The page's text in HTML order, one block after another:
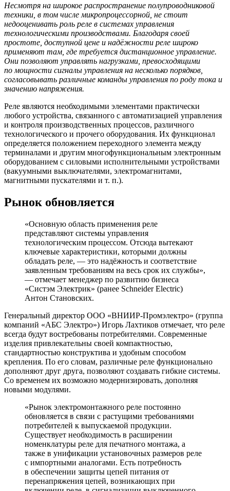
Несмотря на широкое распространение полупроводниковой
техники, в том числе микропроцессорной, не стоит
недооценивать роль реле в системах управления
технологическими производствами. Благодаря своей
простоте, доступной цене и надёжности реле широко
применяют там, где требуется дистанционное управление.
Они позволяют управлять нагрузками, превосходящими
по мощности сигналы управления на несколько порядков,
согласовывать различные команды управления по роду тока и
значению напряжения.
Реле являются необходимыми элементами практически
любого устройства, связанного с автоматизацией управления
и контроля производственных процессов, различного
технологического и прочего оборудования. Их функционал
определяется положением переходного элемента между
терминалами и другим многофункциональным электронным
оборудованием с силовыми исполнительными устройствами
(вакуумными выключателями, электромагнитами,
магнитными пускателями и т. п.).
Рынок обновляется
«Основную область применения реле
представляют системы управления
технологическим процессом. Отсюда вытекают
ключевые характеристики, которыми должны
обладать реле, — это надёжность и соответствие
заявленным требованиям на весь срок их службы»,
— отмечает менеджер по развитию бизнеса
«Систэм Электрик» (ранее Schneider Electric)
Антон Становских.
Генеральный директор ООО «ВНИИР-Промэлектро» (группа
компаний «АБС Электро») Игорь Лахтиков отмечает, что реле
всегда будут востребованы потребителями. Современные
изделия привлекательны своей компактностью,
стандартностью конструктива и удобным способом
крепления. По его словам, различные реле функционально
дополняют друг друга, позволяют создавать гибкие системы.
Со временем их возможно модернизировать, дополняя
новыми модулями.
«Рынок электромонтажного реле постоянно
обновляется в связи с растущими требованиями
потребителей к выпускаемой продукции.
Существует необходимость в расширении
номенклатуры реле для печатного монтажа, а
также в унификации установочных размеров реле
с импортными аналогами. Есть потребность
в обеспечении защиты цепей питания от
перенапряжения цепей, возникающих при